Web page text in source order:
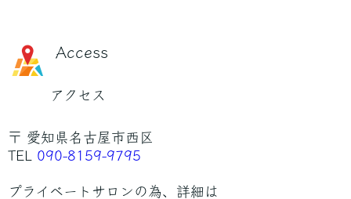
Access
アクセス
〒 愛知県名古屋市西区
TEL 090-8159-9795
プライベートサロンの為、詳細は